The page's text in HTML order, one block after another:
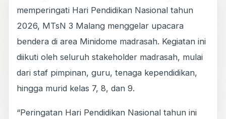
memperingati Hari Pendidikan Nasional tahun
2026, MTsN 3 Malang menggelar upacara
bendera di area Minidome madrasah. Kegiatan ini
diikuti oleh seluruh stakeholder madrasah, mulai
dari staf pimpinan, guru, tenaga kependidikan,
hingga murid kelas 7, 8, dan 9.
“Peringatan Hari Pendidikan Nasional tahun ini